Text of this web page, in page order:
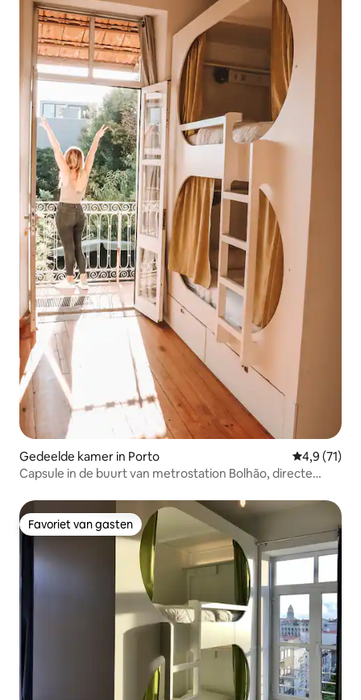
Gedeelde kamer in Porto
4,9 (71)
Capsule in de buurt van metrostation Bolhão, directe
Favoriet van gasten
Favoriet van gasten